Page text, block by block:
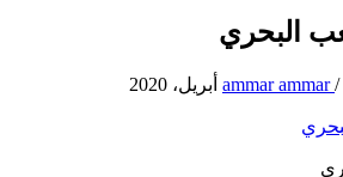
البحري
ammar ammar/